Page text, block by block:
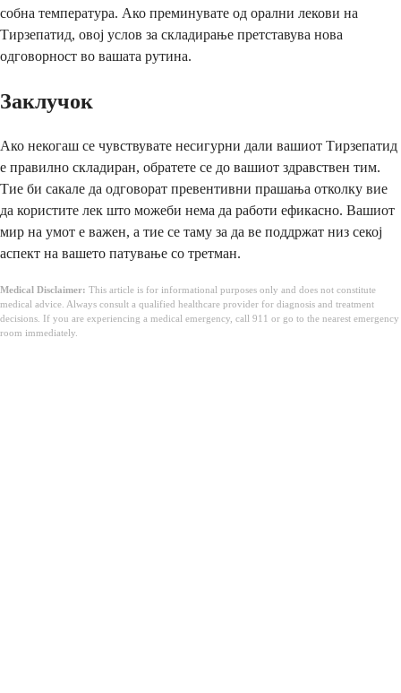
собна температура. Ако преминувате од орални лекови на
Тирзепатид, овој услов за складирање претставува нова
одговорност во вашата рутина.
Заклучок
Ако некогаш се чувствувате несигурни дали вашиот Тирзепатид
е правилно складиран, обратете се до вашиот здравствен тим.
Тие би сакале да одговорат превентивни прашања отколку вие
да користите лек што можеби нема да работи ефикасно. Вашиот
мир на умот е важен, а тие се таму за да ве поддржат низ секој
аспект на вашето патување со третман.
Medical Disclaimer: This article is for informational purposes only and does not constitute
medical advice. Always consult a qualified healthcare provider for diagnosis and treatment
decisions. If you are experiencing a medical emergency, call 911 or go to the nearest emergency
room immediately.